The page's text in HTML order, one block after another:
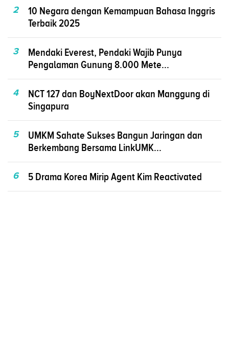
2
10 Negara dengan Kemampuan Bahasa Inggris
Terbaik 2025
3
Mendaki Everest, Pendaki Wajib Punya
Pengalaman Gunung 8.000 Mete...
4
NCT 127 dan BoyNextDoor akan Manggung di
Singapura
5
UMKM Sahate Sukses Bangun Jaringan dan
Berkembang Bersama LinkUMK...
6 5 Drama Korea Mirip Agent Kim Reactivated